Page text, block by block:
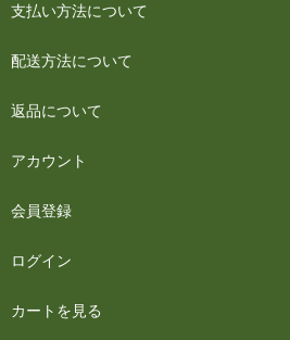
支払い方法について
配送方法について
返品について
アカウント
会員登録
ログイン
カートを見る